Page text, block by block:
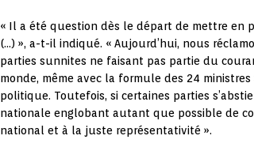
« Il a été question dès le départ de mettre en
(…) », a-t-il indiqué. « Aujourd’hui, nous
parties sunnites ne faisant pas partie du
monde, même avec la formule des 24
politique. Toutefois, si certaines parties
nationale englobant autant que possible de
national et à la juste représentativité ».